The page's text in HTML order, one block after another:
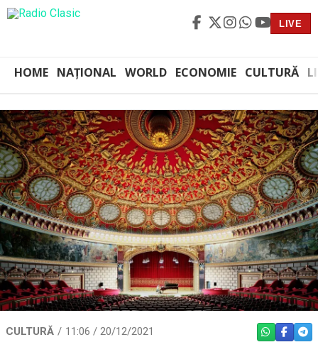
LIVE
HOME NAȚIONAL WORLD ECONOMIE CULTURĂ
CULTURĂ 11:06 / 20/12/2021 WHATSAPP